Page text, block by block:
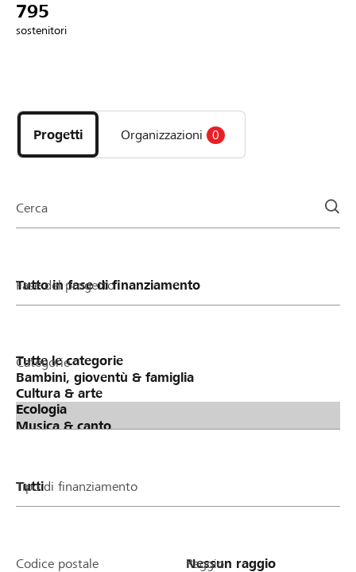
Registrazione
795
sostenitori
i
progetti
e
della
Progetti Organizzazioni 0
Cerca
Fase del progetto
Categorie
Tipo di finanziamento
Codice postale Raggio